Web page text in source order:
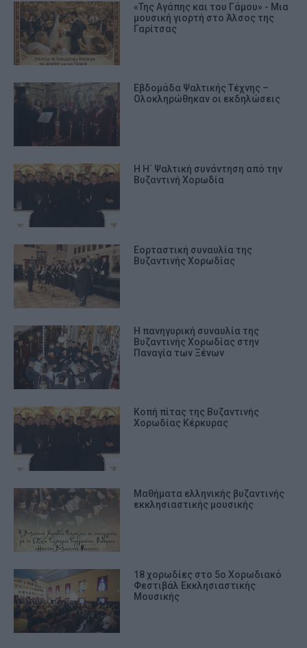
«Της Αγάπης και του Γάμου» - Μια
μουσική γιορτή στο Άλσος της
Γαρίτσας
Εβδομάδα Ψαλτικής Τέχνης –
Ολοκληρώθηκαν οι εκδηλώσεις
Η Η΄ Ψαλτική συνάντηση από την
Βυζαντινή Χορωδία
Εορταστική συναυλία της
Βυζαντινής Χορωδίας
Η πανηγυρική συναυλία της
Βυζαντινής Χορωδίας στην
Παναγία των Ξένων
Κοπή πίτας της Βυζαντινής
Χορωδίας Κέρκυρας
Μαθήματα ελληνικής βυζαντινής
εκκλησιαστικής μουσικής
18 χορωδίες στο 5ο Χορωδιακό
Φεστιβάλ Εκκλησιαστικής
Μουσικής